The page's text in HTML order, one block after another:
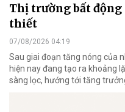
Thị trường bất động
thiết
07/08/2026 04:19
Sau giai đoạn tăng nóng của
hiện nay đang tạo ra khoảng
sàng lọc, hướng tới tăng